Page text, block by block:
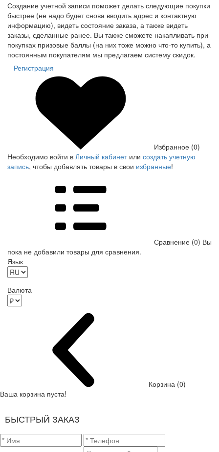
Создание учетной записи поможет делать следующие покупки
быстрее (не надо будет снова вводить адрес и контактную
информацию), видеть состояние заказа, а также видеть
заказы, сделанные ранее. Вы также сможете накапливать при
покупках призовые баллы (на них тоже можно что-то купить), а
постоянным покупателям мы предлагаем систему скидок.
Регистрация
Избранное (0)
Необходимо войти в Личный кабинетили создать учетную
запись, чтобы добавлять товары в свои избранные!
Сравнение (0) Вы
пока не добавили товары для сравнения.
Язык
Валюта
Корзина (0)
Ваша корзина пуста!
БЫСТРЫЙ ЗАКАЗ